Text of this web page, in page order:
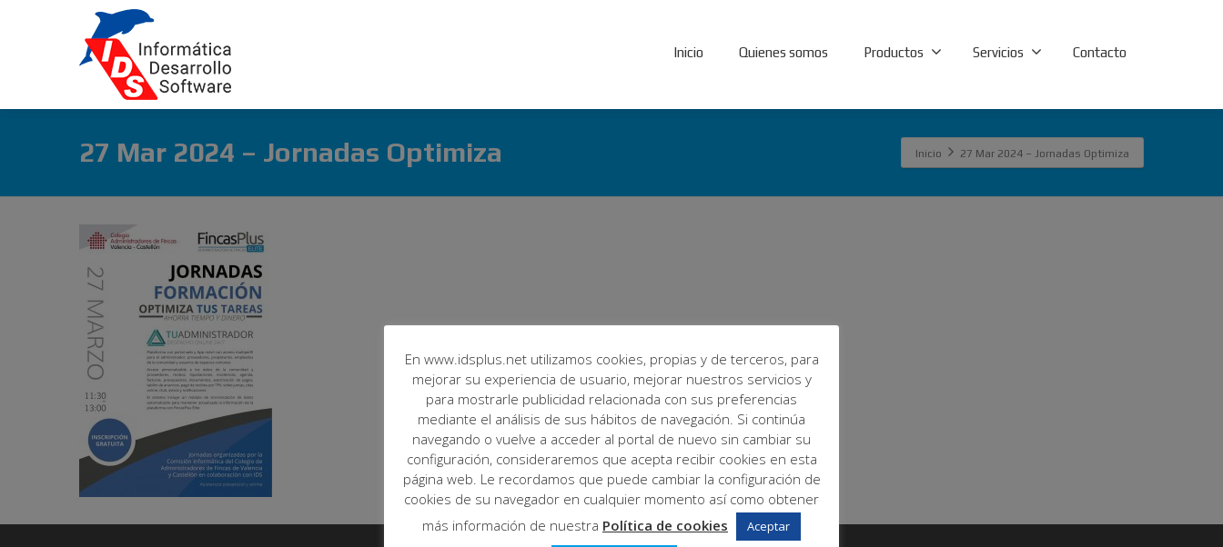
Inicio Quienes somos Productos Servicios Contacto
27 Mar 2024 – Jornadas Optimiza Inicio 27 Mar 2024 – Jornadas Optimiza
En www.idsplus.net utilizamos cookies, propias y de terceros, para
mejorar su experiencia de usuario, mejorar nuestros servicios y
para mostrarle publicidad relacionada con sus preferencias
mediante el análisis de sus hábitos de navegación. Si continúa
navegando o vuelve a acceder al portal de nuevo sin cambiar su
configuración, consideraremos que acepta recibir cookies en esta
página web. Le recordamos que puede cambiar la configuración de
cookies de su navegador en cualquier momento así como obtener
más información de nuestra Política de cookies
Aceptar